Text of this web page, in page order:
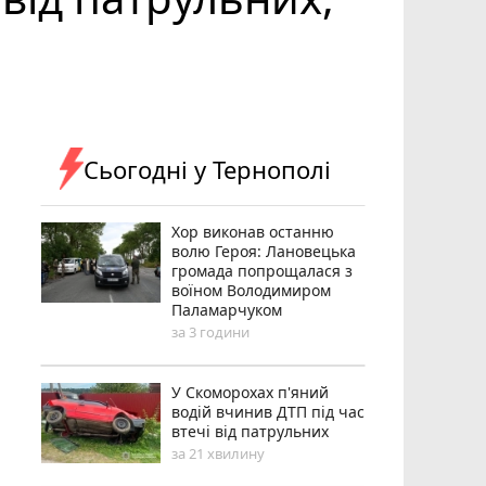
Сьогодні у Тернополі
Хор виконав останню
волю Героя: Лановецька
громада попрощалася з
воїном Володимиром
Паламарчуком
за 3 години
У Скоморохах п'яний
водій вчинив ДТП під час
втечі від патрульних
за 21 хвилину